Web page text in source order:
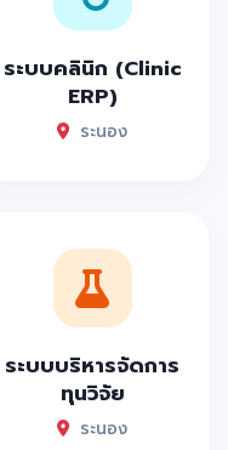
ระบบคลินิก (Clinic
ERP)
ระนอง
ระบบบริหารจัดการ
ทุนวิจัย
ระนอง